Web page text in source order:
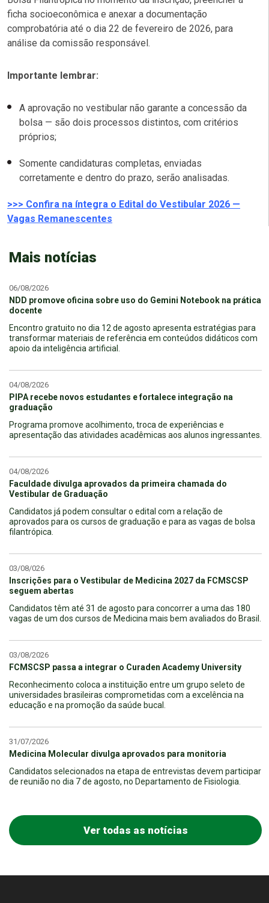
ficha socioeconômica e anexar a documentação
comprobatória até o dia 22 de fevereiro de 2026, para
análise da comissão responsável.
Importante lembrar:
A aprovação no vestibular não garante a concessão da
bolsa — são dois processos distintos, com critérios
próprios;
Somente candidaturas completas, enviadas
corretamente e dentro do prazo, serão analisadas.
>>> Confira na íntegra o Edital do Vestibular 2026 —
Vagas Remanescentes
Mais notícias
06/08/2026
NDD promove oficina sobre uso do Gemini Notebook na prática
docente
Encontro gratuito no dia 12 de agosto apresenta estratégias para
transformar materiais de referência em conteúdos didáticos com
apoio da inteligência artificial.
04/08/2026
PIPA recebe novos estudantes e fortalece integração na
graduação
Programa promove acolhimento, troca de experiências e
apresentação das atividades acadêmicas aos alunos ingressantes.
04/08/2026
Faculdade divulga aprovados da primeira chamada do
Vestibular de Graduação
Candidatos já podem consultar o edital com a relação de
aprovados para os cursos de graduação e para as vagas de bolsa
filantrópica.
03/08/026
Inscrições para o Vestibular de Medicina 2027 da FCMSCSP
seguem abertas
Candidatos têm até 31 de agosto para concorrer a uma das 180
vagas de um dos cursos de Medicina mais bem avaliados do Brasil.
03/08/2026
FCMSCSP passa a integrar o Curaden Academy University
Reconhecimento coloca a instituição entre um grupo seleto de
universidades brasileiras comprometidas com a excelência na
educação e na promoção da saúde bucal.
31/07/2026
Medicina Molecular divulga aprovados para monitoria
Candidatos selecionados na etapa de entrevistas devem participar
de reunião no dia 7 de agosto, no Departamento de Fisiologia.
Ver todas as notícias